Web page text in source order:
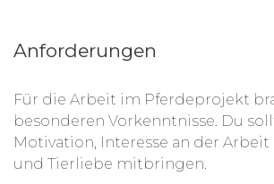
Anforderungen
Für die Arbeit im Pferdeprojekt
besonderen Vorkenntnisse. Du
Motivation, Interesse an der
und Tierliebe mitbringen.